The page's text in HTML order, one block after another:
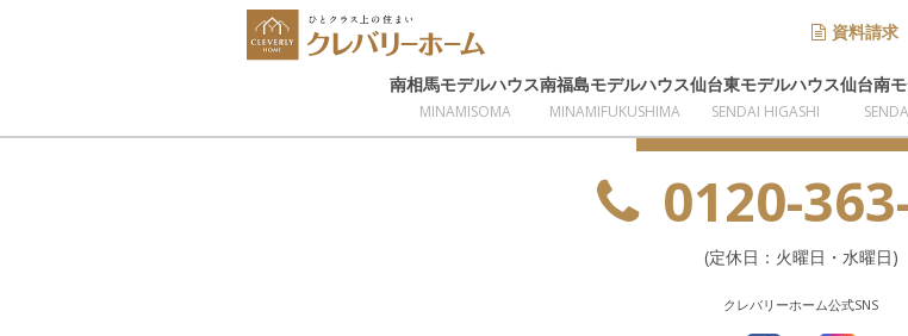
資料請求
南相馬モデルハウス
MINAMISOMA
南福島モデルハウス
MINAMIFUKUSHIMA
仙台東モデルハウス
SENDAI HIGASHI
仙台南
お問い合わせ
0120-
(定休日：火曜日・水曜日)
クレバリーホーム公式SNS